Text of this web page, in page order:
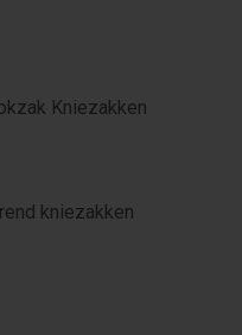
Kniezakken
kniezakken